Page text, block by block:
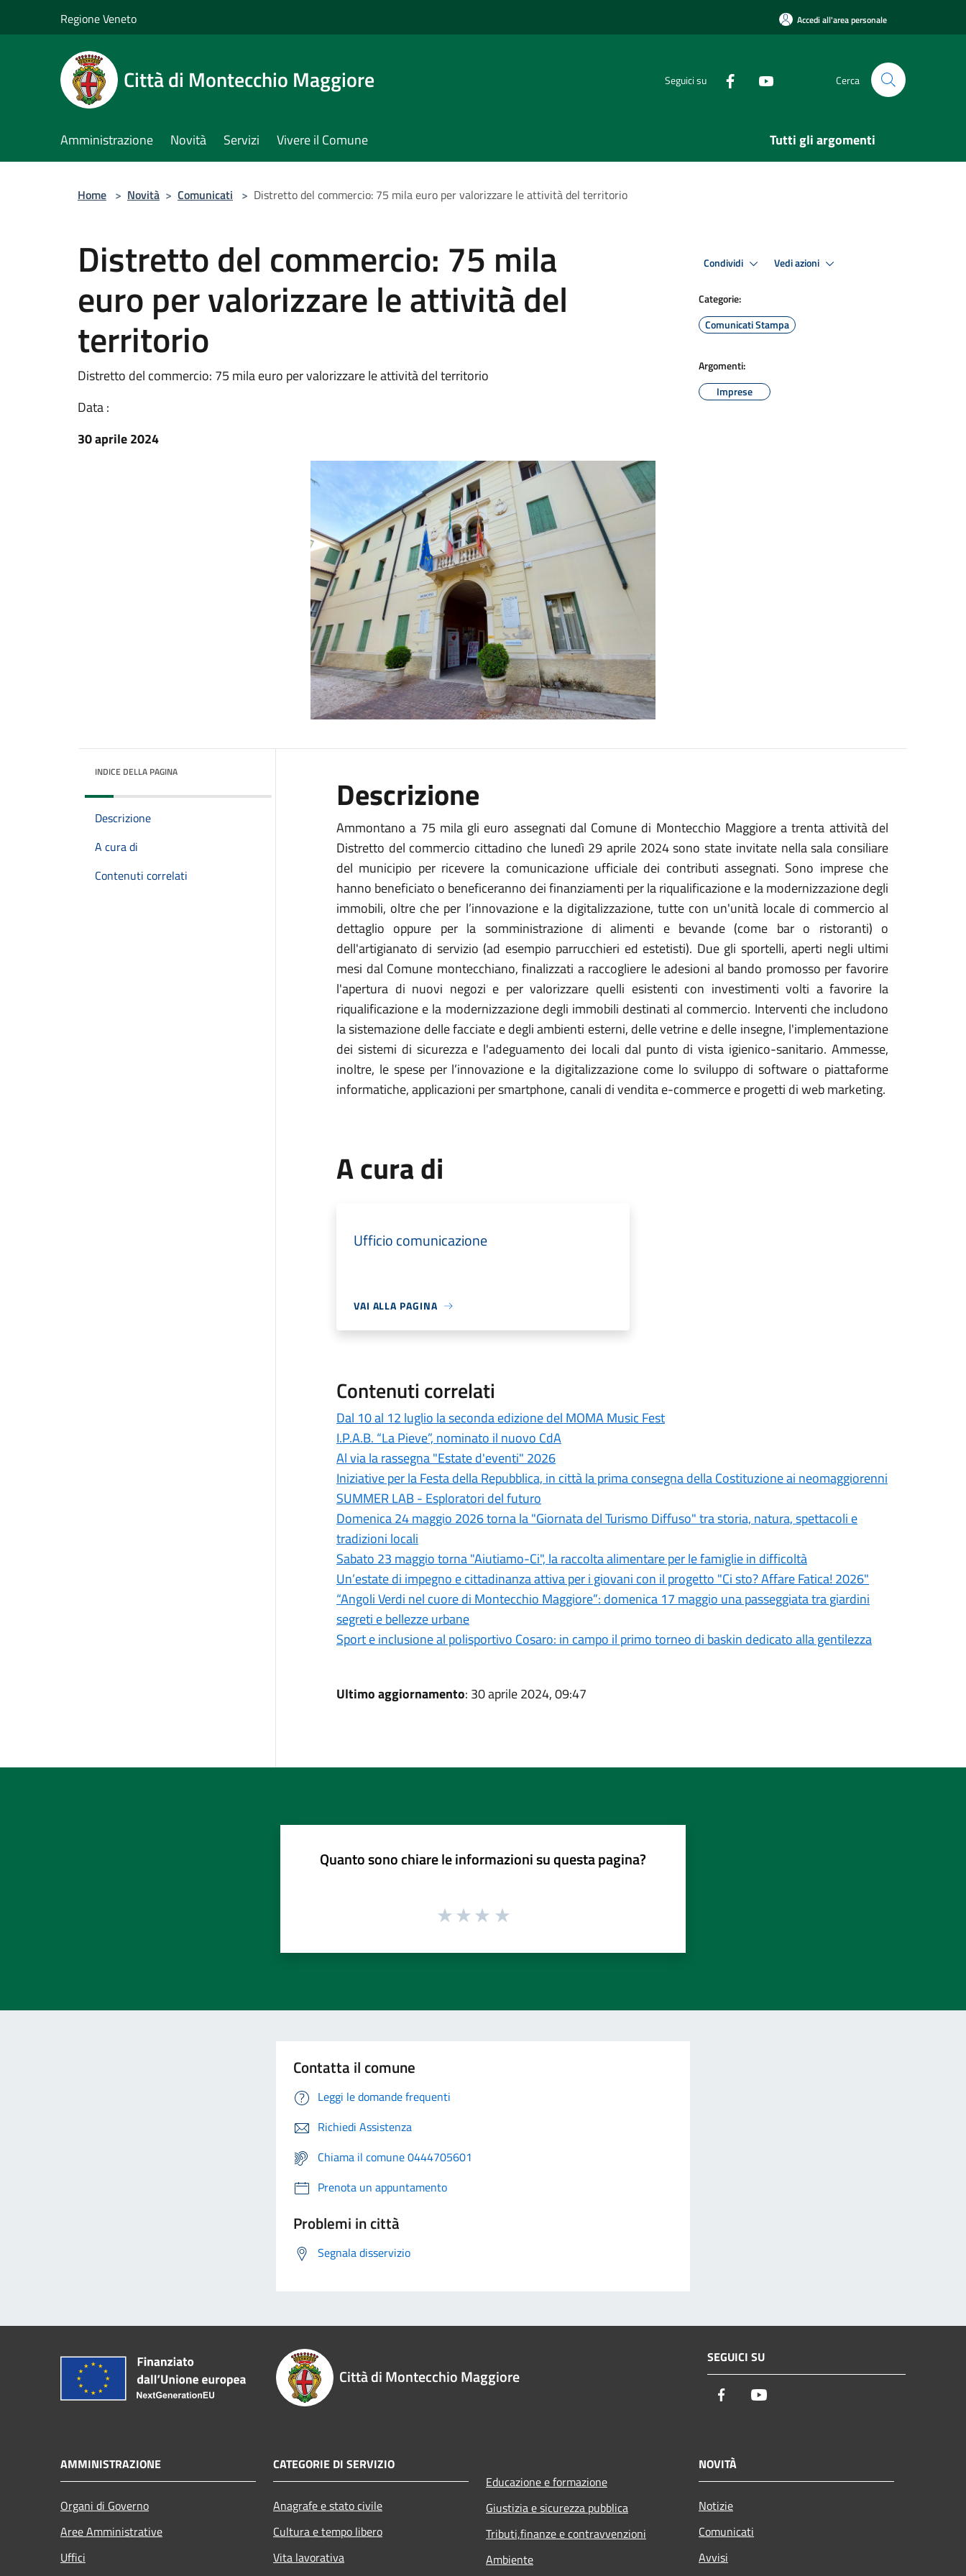
Regione Veneto Accedi all'area personale
Città di Montecchio Maggiore Seguici su Cerca
Amministrazione Novità Servizi Vivere il Comune Tutti gli argomenti
Home > Novità > Comunicati > Distretto del commercio: 75 mila euro per valorizzare le attività del territorio
Distretto del commercio: 75 mila
euro per valorizzare le attività del
territorio
Distretto del commercio: 75 mila euro per valorizzare le attività del territorio
Data :
30 aprile 2024
Condividi Vedi azioni
Categorie:
Comunicati Stampa
Argomenti:
Imprese
INDICE DELLA PAGINA
Descrizione
A cura di
Contenuti correlati
Descrizione
Ammontano a 75 mila gli euro assegnati dal Comune di Montecchio Maggiore a trenta attività del
Distretto del commercio cittadino che lunedì 29 aprile 2024 sono state invitate nella sala consiliare
del municipio per ricevere la comunicazione ufficiale dei contributi assegnati. Sono imprese che
hanno beneficiato o beneficeranno dei finanziamenti per la riqualificazione e la modernizzazione degli
immobili, oltre che per l’innovazione e la digitalizzazione, tutte con un'unità locale di commercio al
dettaglio oppure per la somministrazione di alimenti e bevande (come bar o ristoranti) o
dell'artigianato di servizio (ad esempio parrucchieri ed estetisti). Due gli sportelli, aperti negli ultimi
mesi dal Comune montecchiano, finalizzati a raccogliere le adesioni al bando promosso per favorire
l'apertura di nuovi negozi e per valorizzare quelli esistenti con investimenti volti a favorire la
riqualificazione e la modernizzazione degli immobili destinati al commercio. Interventi che includono
la sistemazione delle facciate e degli ambienti esterni, delle vetrine e delle insegne, l'implementazione
dei sistemi di sicurezza e l'adeguamento dei locali dal punto di vista igienico-sanitario. Ammesse,
inoltre, le spese per l’innovazione e la digitalizzazione come lo sviluppo di software o piattaforme
informatiche, applicazioni per smartphone, canali di vendita e-commerce e progetti di web marketing.
A cura di
Ufficio comunicazione
VAI ALLA PAGINA
Contenuti correlati
Dal 10 al 12 luglio la seconda edizione del MOMA Music Fest
I.P.A.B. “La Pieve”, nominato il nuovo CdA
Al via la rassegna "Estate d'eventi" 2026
Iniziative per la Festa della Repubblica, in città la prima consegna della Costituzione ai neomaggiorenni
SUMMER LAB - Esploratori del futuro
Domenica 24 maggio 2026 torna la "Giornata del Turismo Diffuso" tra storia, natura, spettacoli e
tradizioni locali
Sabato 23 maggio torna "Aiutiamo-Ci", la raccolta alimentare per le famiglie in difficoltà
Un’estate di impegno e cittadinanza attiva per i giovani con il progetto "Ci sto? Affare Fatica! 2026"
“Angoli Verdi nel cuore di Montecchio Maggiore”: domenica 17 maggio una passeggiata tra giardini
segreti e bellezze urbane
Sport e inclusione al polisportivo Cosaro: in campo il primo torneo di baskin dedicato alla gentilezza
Ultimo aggiornamento: 30 aprile 2024, 09:47
Quanto sono chiare le informazioni su questa pagina?
Contatta il comune
Leggi le domande frequenti
Richiedi Assistenza
Chiama il comune 0444705601
Prenota un appuntamento
Problemi in città
Segnala disservizio
Città di Montecchio Maggiore
SEGUICI SU
Facebook
AMMINISTRAZIONE
Organi di Governo
Aree Amministrative
Uffici
CATEGORIE DI SERVIZIO
Anagrafe e stato civile
Cultura e tempo libero
Vita lavorativa
Educazione e formazione
Giustizia e sicurezza pubblica
Tributi,finanze e contravvenzioni
Ambiente
NOVITÀ
Notizie
Comunicati
Avvisi